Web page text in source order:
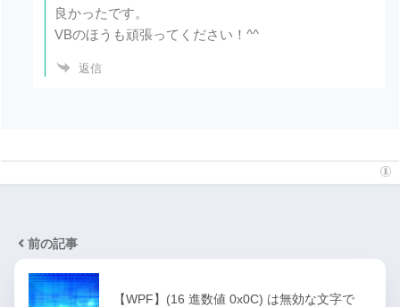
良かったです。
VBのほうも頑張ってください！^^
返信
前の記事
【WPF】(16 進数値 0x0C) は無効な文字で